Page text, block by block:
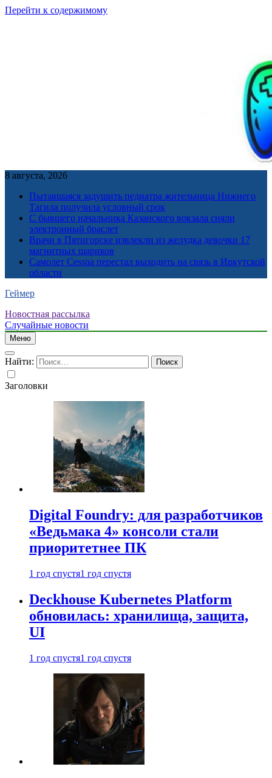
Перейти к содержимому
8 августа, 2026
Пытавшаяся задушить педиатра жительница Нижнего
Тагила получила условный срок
С бывшего начальника Казанского вокзала сняли
электронный браслет
Врачи в Пятигорске извлекли из желудка девочки 17
магнитных шариков
Самолет Cessna перестал выходить на связь в Иркутской
области
Геймер
Новостная рассылка
Случайные новости
Меню
Найти:
Заголовки
Digital Foundry: для разработчиков
«Ведьмака 4» консоли стали
приоритетнее ПК
1 год спустя1 год спустя
Deckhouse Kubernetes Platform
обновилась: хранилища, защита,
UI
1 год спустя1 год спустя